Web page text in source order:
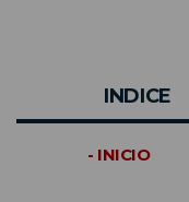
INDICE
- INICIO